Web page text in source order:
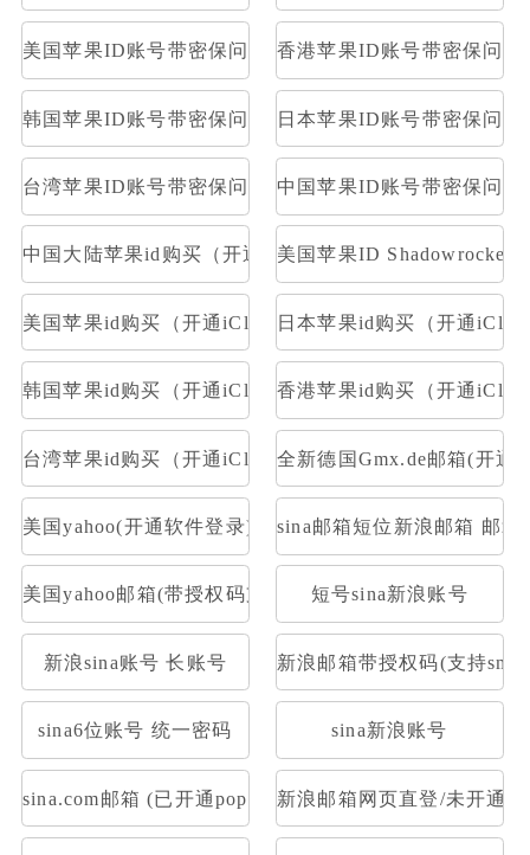
美国苹果ID账号带密保问题及答案香港苹果ID账号带密保问题
韩国苹果ID账号带密保问题及答案日本苹果ID账号带密保问题
台湾苹果ID账号带密保问题及答案中国苹果ID账号带密保问题
中国大陆苹果id购买（开通iCloud）美国苹果ID Shadowrocket
美国苹果id购买（开通iCloud）日本苹果id购买（开通
韩国苹果id购买（开通iCloud）香港苹果id购买（开通
台湾苹果id购买（开通iCloud）全新德国Gmx.de邮箱(开通
美国yahoo(开通软件登录) sina邮箱短位新浪邮箱 邮箱
美国yahoo邮箱(带授权码支持pop)短号sina新浪账号
新浪sina账号 长账号 新浪邮箱带授权码(支持
sina6位账号 统一密码 sina新浪账号
sina.com邮箱 (已开通pop/imap&下机老号新开通授权码
新浪邮箱网页直登/未开通